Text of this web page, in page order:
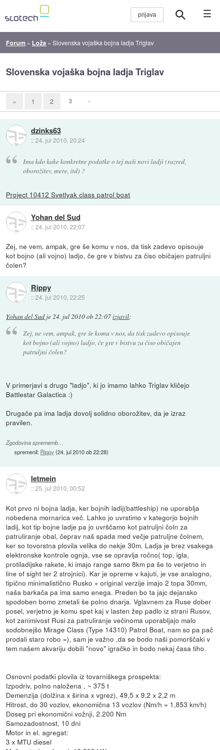
☰
Forum » Loža »Slovenska vojaška bojna ladja Triglav
Slovenska vojaška bojna ladja Triglav
« 1 2 3 »
dzinks63
::24. jul 2010, 20:24
Ima kdo kake konkretne podatke o tej naši novi ladji (razred,
oborožitev, mere, itd) ?
Project 10412 Svetlyak class patrol boat
Yohan del Sud
::24. jul 2010, 22:07
Zej, ne vem, ampak, gre še komu v nos, da tisk zadevo opisouje
kot bojno (ali vojno) ladjo, če gre v bistvu za čiso običajen patruljni
čolen?
Rippy
::24. jul 2010, 22:25
Yohan del Sud je24. jul 2010 ob 22:07izjavil:
Zej, ne vem, ampak, gre še komu v nos, da tisk zadevo opisouje
kot bojno (ali vojno) ladjo, če gre v bistvu za čiso običajen
patruljni čolen?
V primerjavi s drugo "ladjo", ki jo imamo lahko Triglav kličejo
Battlestar Galactica :)
Drugače pa ima ladja dovolj solidno oborožitev, da je izraz
pravilen.
Zgodovina sprememb…
spremenil: Rippy (24. jul 2010 ob 22:28)
letmein
::25. jul 2010, 00:52
Kot prvo ni bojna ladja, ker bojnih ladij(battleship) ne uporablja
nobedena mornarica več. Lahko jo uvrstimo v kategorjo bojnih
ladij, kot tip bojne ladje pa jo uvrščamo kot patruljni čoln za
patruliranje obal, čeprav naš spada med večje patruljne čolnem,
ker so tovorstna plovila velika do nekje 30m. Ladja je brez vsakega
elektronske kontrole ognja, vse se opravlja ročno( top, igla,
protiladijske rakete, ki imajo range samo 8km pa še to verjetno in
line of sight ter 2 strojnici). Kar je opreme v kajuti, je vse analogno,
tipično minimalistično Rusko + original verzije imajo 2 topa 30mm,
naša barkača pa ima samo enega. Preden bo ta jajc dejansko
spodoben bomo zmetali še polno dnarja. Vglavnem za Ruse dober
posel, verjetno je komu spet kaj v lasten žep padlo iz strani Rusov,
kot zanimivost Rusi za patruliranje večinoma uporabljajo malo
sodobnejšo Mirage Class (Type 14310) Patrol Boat, nam so pa pač
prodali staro robo =), sam je važno ,da se bodo naši pomorščaki v
tem našem akvariju dobili "novo" igračko in bodo nekaj časa tiho.
Osnovni podatki plovila iz tovarniškega prospekta:
Izpodriv, polno naložena , ~ 375 t
Demenzija (dolžina x širina x vgrez), 49,5 x 9,2 x 2,2 m
Hitrost, do 30 vozlov, ekonomična 13 vozlov (Nm/h = 1,853 km/h)
Doseg pri ekonomični vožnji, 2.200 Nm
Samozadostnost, 10 dni
Motor in el. agregat:
3 x MTU diesel